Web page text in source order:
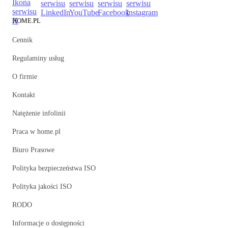
HOME.PL
Cennik
Regulaminy usług
O firmie
Kontakt
Natężenie infolinii
Praca w home.pl
Biuro Prasowe
Polityka bezpieczeństwa ISO
Polityka jakości ISO
RODO
Informacje o dostępności